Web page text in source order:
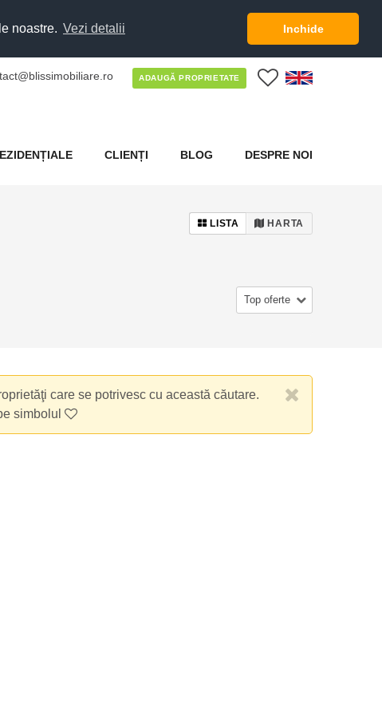
noastre. Vezi detalii Inchide
ADAUGĂ PROPRIETATE
CLIENȚI BLOG DESPRE NOI
LISTA HARTA
Top oferte
care se potrivesc cu această căutare.
simbolul